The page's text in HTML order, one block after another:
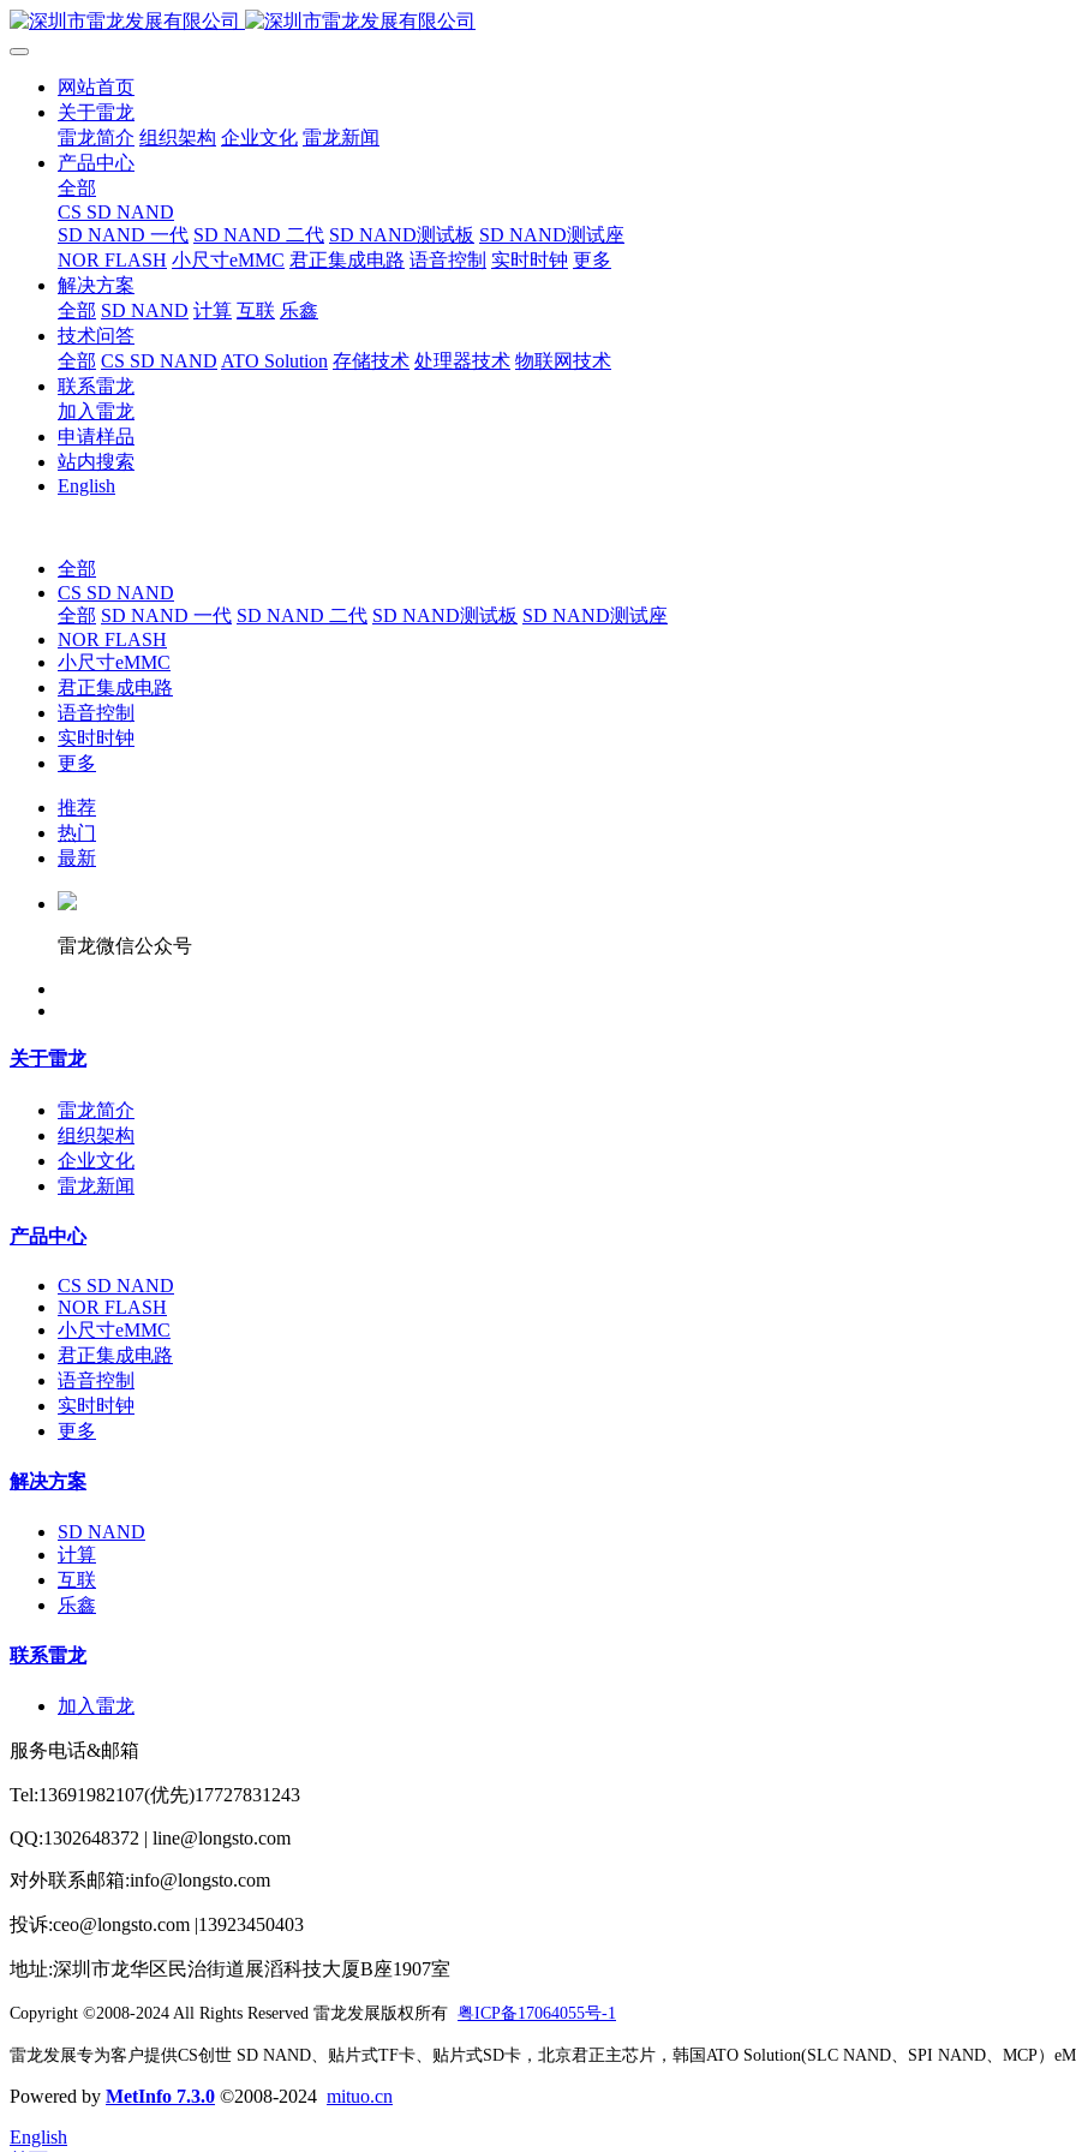
网站首页
关于雷龙
雷龙简介 组织架构 企业文化 雷龙新闻
产品中心
全部
CS SD NAND
SD NAND 一代 SD NAND 二代 SD NAND测试板 SD NAND测试座
NOR FLASH 小尺寸eMMC 君正集成电路 语音控制 实时时钟 更多
解决方案
全部 SD NAND 计算 互联 乐鑫
技术问答
全部 CS SD NAND ATO Solution 存储技术 处理器技术 物联网技术
联系雷龙
加入雷龙
申请样品
站内搜索
English
全部
CS SD NAND
全部 SD NAND 一代 SD NAND 二代 SD NAND测试板 SD NAND测试座
NOR FLASH
小尺寸eMMC
君正集成电路
语音控制
实时时钟
更多
推荐
热门
最新
雷龙微信公众号
关于雷龙
雷龙简介
组织架构
企业文化
雷龙新闻
产品中心
CS SD NAND
NOR FLASH
小尺寸eMMC
君正集成电路
语音控制
实时时钟
更多
解决方案
SD NAND
计算
互联
乐鑫
联系雷龙
加入雷龙
服务电话&邮箱
Tel:13691982107(优先)17727831243
QQ:1302648372 | line@longsto.com
对外联系邮箱:info@longsto.com
投诉:ceo@longsto.com |13923450403
地址:深圳市龙华区民治街道展滔科技大厦B座1907室
Copyright ©2008-2024 All Rights Reserved 雷龙发展版权所有 粤ICP备17064055号-1
雷龙发展专为客户提供CS创世 SD NAND、贴片式TF卡、贴片式SD卡，北京君正主芯片，韩国ATO Solution(SLC NAND、SPI NAND、MCP）
Powered by MetInfo 7.3.0 ©2008-2024 mituo.cn
English